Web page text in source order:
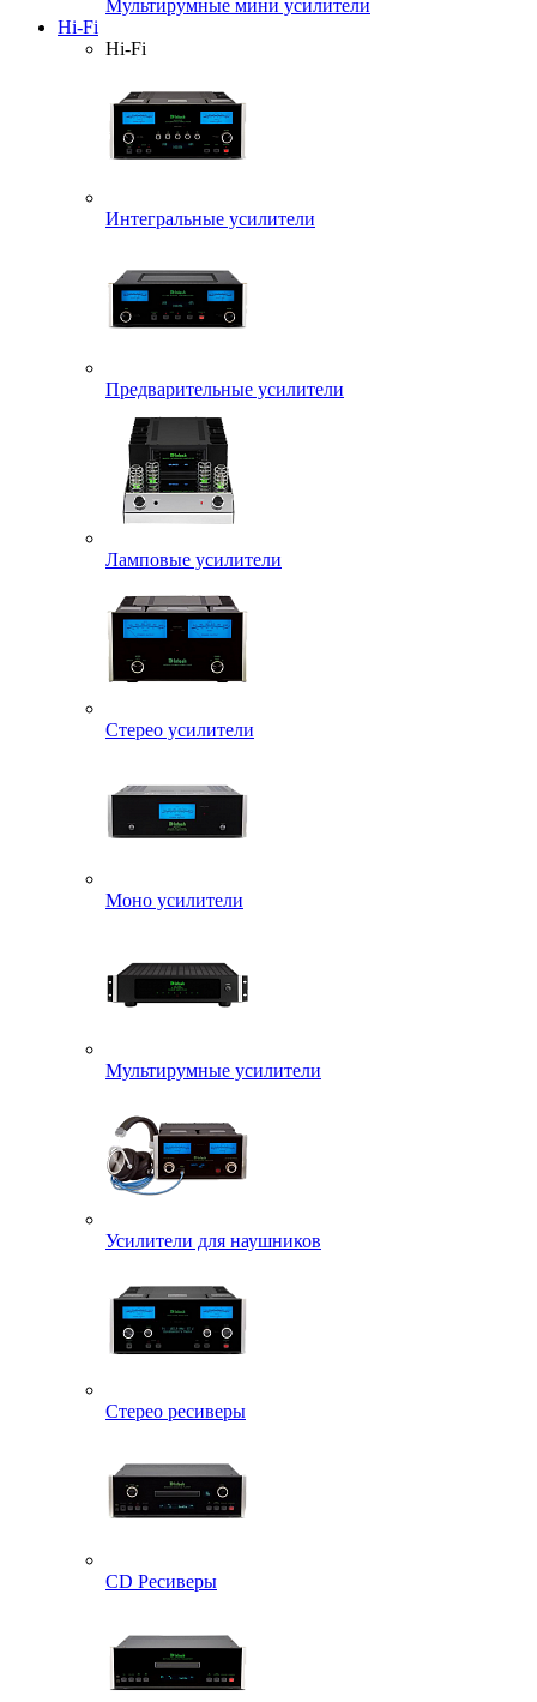
Мультирумные мини усилители
Hi-Fi
Hi-Fi
Интегральные усилители
Предварительные усилители
Ламповые усилители
Стерео усилители
Моно усилители
Мультирумные усилители
Усилители для наушников
Стерео ресиверы
CD Ресиверы